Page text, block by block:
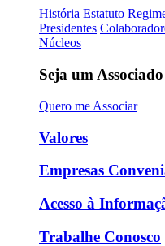
História Estatuto
Presidentes
Núcleos
Seja um Associado
Quero me Associar
Valores
Empresas
Acesso à
Trabalhe Conosco